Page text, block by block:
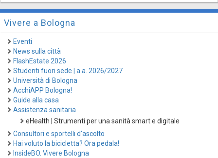
Vivere a Bologna
Eventi
News sulla città
FlashEstate 2026
Studenti fuori sede | a.a. 2026/2027
Università di Bologna
AcchiAPP Bologna!
Guide alla casa
Assistenza sanitaria
eHealth | Strumenti per una sanità smart e digitale
Consultori e sportelli d'ascolto
Hai voluto la bicicletta? Ora pedala!
InsideBO. Vivere Bologna